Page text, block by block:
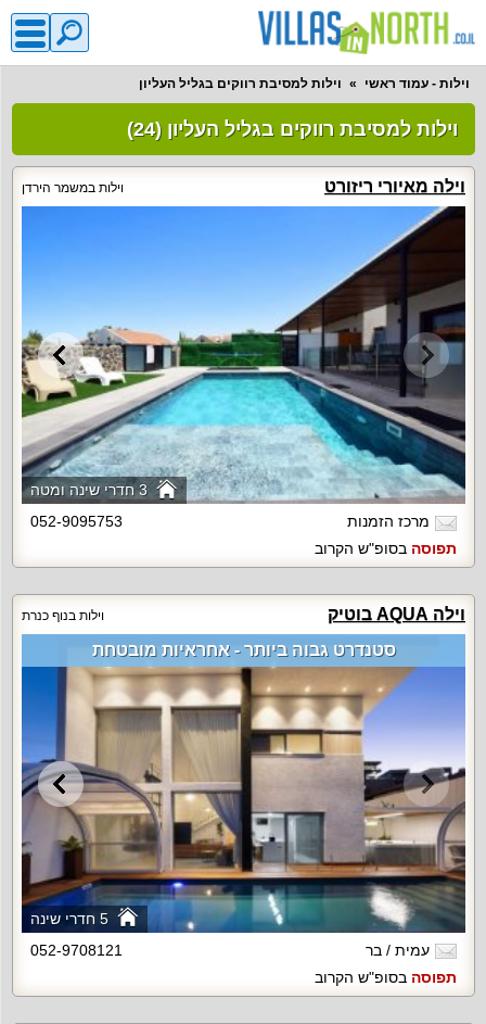
וילות - עמוד ראשי וילות למסיבת רווקים בגליל העליון
וילות למסיבת רווקים בגליל העליון (24)
וילה מאיורי ריזורט וילות במשמר הירדן
3 חדרי שינה ומטה
מרכז הזמנות
052-9095753
תפוסה בסופ"ש הקרוב
וילה AQUA בוטיק וילות בנוף כנרת
5 חדרי שינה
סטנדרט גבוה ביותר - אחראיות מובטחת
עמית / בר
052-9708121
תפוסה בסופ"ש הקרוב